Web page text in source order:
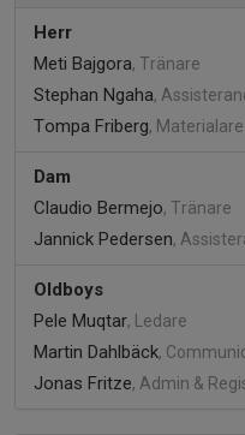
Herr
Meti Bajgora, Tränare
Stephan Ngaha,
Tompa Friberg, Materialare
Dam
Claudio Bermejo, Tränare
Jannick Pedersen,
Oldboys
Pele Muqtar, Ledare
Martin Dahlbäck,
Jonas Fritze, Admin &